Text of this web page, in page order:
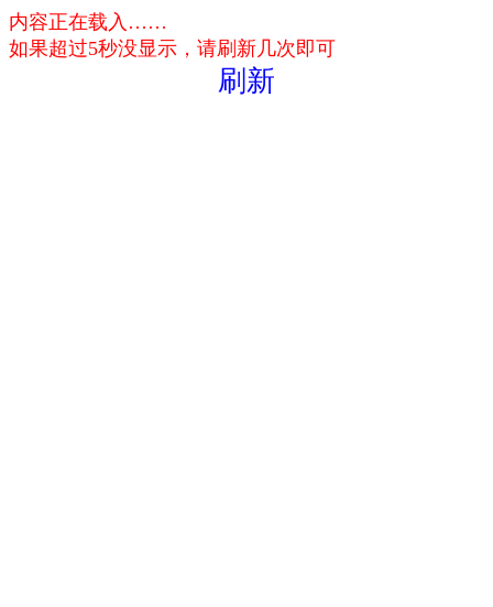
内容正在载入……
如果超过5秒没显示，请刷新几次即可
刷新